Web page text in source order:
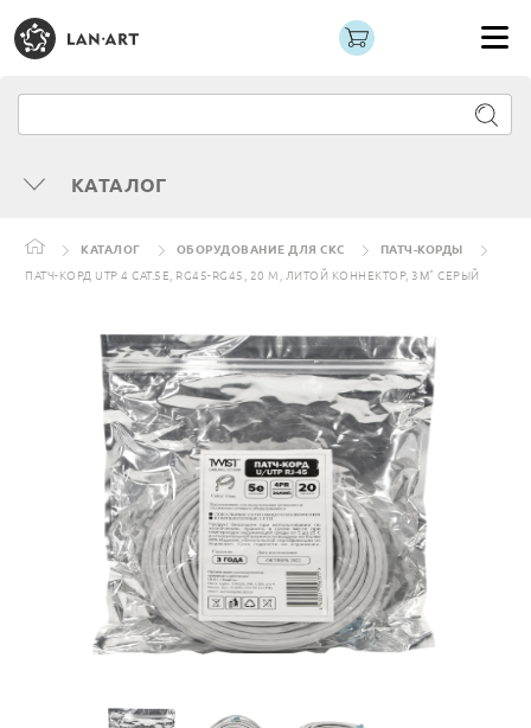
КАТАЛОГ
КАТАЛОГ ОБОРУДОВАНИЕ ДЛЯ СКС
ПАТЧ-КОРДЫ
ПАТЧ-КОРД UTP 4 CAT.5Е, RG45-RG45, 20 М, ЛИТОЙ КОННЕКТОР, 3Μ" СЕРЫЙ